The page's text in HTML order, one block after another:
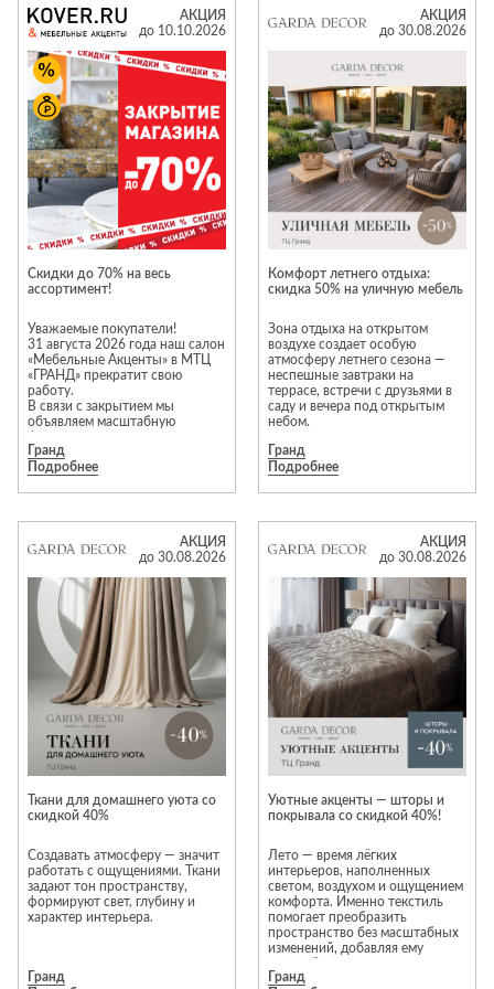
сна
Кровати
Матрасы
Товары для сна
Кухонные
гарнитуры
Напольные
покрытия
Обои
Плитка
Спецобувь
Спецодежда
Средства
индивидуальной
бутиках Togas.
Предложение не суммируется с
другими акциями и
предложениями.
Бонусы по программе
лояльности не начисляются и
не списываются на товары,
купленные со скидкой.
Количество товаров,
участвующих в акции,
ограничено.
Подробную информацию об
акции можно узнать в бутике
Togas на 1 этаже
философии эстетичного образа
жизни, показывая, как изящно
интегрировать комфорт в
путешествия: натуральные
материалы, продуманные
силуэты и инновационные
волокна.
Контраст белых скал и чистой
бирюзовой воды стал
естественным продолжением
цветовой палитры коллекций.
Легкие ткани повторяют
движения морского бриза, а
природные оттенки передают
каждая деталь пребывает в
идеальном равновесии.
источник вдохновения, в
котором сочетаются греческое
наследие и элегантность,
рожденная временем.
Погрузитесь в эстетику
комфортного отдыха в бутике
центра «Гранд».
АКЦИЯ
до 10.10.2026
Cкидки до 70% на весь
ассортимент!
Уважаемые покупатели!
31 августа 2026 года наш салон
«Мебельные Акценты» в МТЦ
«ГРАНД» прекратит свою
работу.
В связи с закрытием мы
объявляем масштабную
скидки от 50% до 70% на весь
ликвидируемый ассортимент!
прихожей по очень выгодным
В распродаже вас ждут:
● журнальные и кофейные
● диваны и кресла;
● стулья и пуфы;
● комоды, консоли, тумбы;
● дизайнерские светильники;
● зеркала, статуэтки, вазы,
настенный декор.
Предметы из ценных пород
древесины, натурального
камня, металла и стекла
впишутся в любой
современный или классический
интерьер и порадуют
долговечностью.
Всю мебель из салона можно
Гранд
Подробнее
АКЦИЯ
до 30.08.2026
Комфорт летнего отдыха:
скидка 50% на уличную мебель
Зона отдыха на открытом
воздухе создает особую
атмосферу летнего сезона —
неспешные завтраки на
террасе, встречи с друзьями в
саду и вечера под открытым
небом.
сочетая выразительный дизайн,
долговечные материалы и
безупречное качество
исполнения.
В рамках специального
предложения избранные
модели доступны со скидками
до 50%. Количество моделей,
участвующих в акции,
ограничено. Предложение
действует, пока изделия есть в
наличии.
Гранд
Подробнее
АКЦИЯ
до 30.08.2026
Ткани для домашнего уюта со
скидкой 40%
Создавать атмосферу — значит
работать с ощущениями. Ткани
задают тон пространству,
формируют свет, глубину и
характер интерьера.
До 31 августа включительно —
Гранд
АКЦИЯ
до 30.08.2026
Уютные акценты — шторы и
покрывала со скидкой 40%!
Лето — время лёгких
интерьеров, наполненных
светом, воздухом и ощущением
комфорта. Именно текстиль
помогает преобразить
пространство без масштабных
изменений, добавляя ему
индивидуальность.
Гранд